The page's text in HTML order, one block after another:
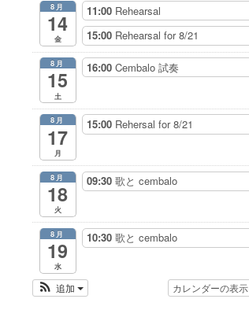
8月
14
金
11:00 Rehearsal
15:00 Rehearsal for 8/21
8月
15
土
16:00 Cembalo 試奏
8月
17
月
15:00 Rehersal for 8/21
8月
18
火
09:30 歌と cembalo
8月
19
水
10:30 歌と cembalo
カレンダーの表示
追加